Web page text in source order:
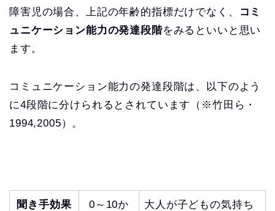
障害児の場合、上記の年齢的指標だけでなく、
コミ
ュニケーション能力の発達段階をみるといいと思い
ます。
コミュニケーション能力の発達段階は、以下のよう
に4段階に分けられるとされています（※竹田ら・
1994,2005）。
聞き手効果
0～10か
大人が子どもの気持ち